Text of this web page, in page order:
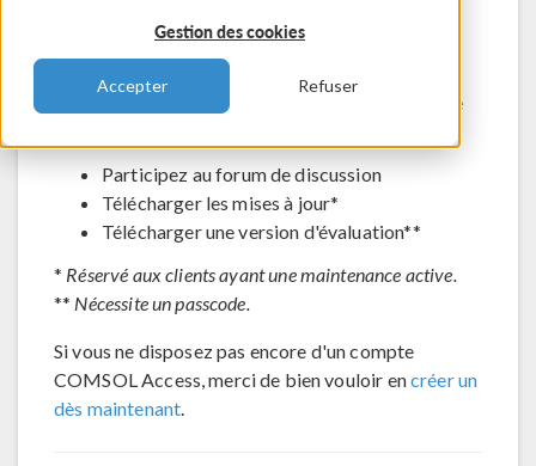
Gestion des cookies
Accepter Refuser
Contacter le support technique
Voir les inscriptions aux évènements à venir
Accéder à COMSOL Exchange - partage de
Participez au forum de discussion
Télécharger les mises à jour*
Télécharger une version d'évaluation**
* Réservé aux clients ayant une maintenance active.
** Nécessite un passcode.
Si vous ne disposez pas encore d'un compte
COMSOL Access, merci de bien vouloir encréer un
dès maintenant.